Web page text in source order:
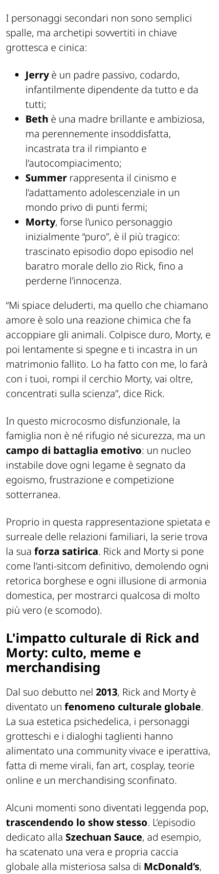
I personaggi secondari non sono semplici
spalle, ma archetipi sovvertiti in chiave
grottesca e cinica:
Jerryè un padre passivo, codardo,
infantilmente dipendente da tutto e da
tutti;
Beth è una madre brillante e ambiziosa,
ma perennemente insoddisfatta,
incastrata tra il rimpianto e
l’autocompiacimento;
Summer rappresenta il cinismo e
l’adattamento adolescenziale in un
mondo privo di punti fermi;
Morty, forse l’unico personaggio
inizialmente “puro”, è il più tragico:
trascinato episodio dopo episodio nel
baratro morale dello zio Rick, fino a
perderne l’innocenza.
“Mi spiace deluderti, ma quello che chiamano
amore è solo una reazione chimica che fa
accoppiare gli animali. Colpisce duro, Morty, e
poi lentamente si spegne e ti incastra in un
matrimonio fallito. Lo ha fatto con me, lo farà
con i tuoi, rompi il cerchio Morty, vai oltre,
concentrati sulla scienza”, dice Rick.
In questo microcosmo disfunzionale, la
famiglia non è né rifugio né sicurezza, ma un
campo di battaglia emotivo: un nucleo
instabile dove ogni legame è segnato da
egoismo, frustrazione e competizione
sotterranea.
Proprio in questa rappresentazione spietata e
surreale delle relazioni familiari, la serie trova
la sua forza satirica. Rick and Morty si pone
come l’anti-sitcom definitivo, demolendo ogni
retorica borghese e ogni illusione di armonia
domestica, per mostrarci qualcosa di molto
più vero (e scomodo).
L'impatto culturale di Rick and
Morty: culto, meme e
merchandising
Dal suo debutto nel 2013, Rick and Morty è
diventato un fenomeno culturale globale.
La sua estetica psichedelica, i personaggi
grotteschi e i dialoghi taglienti hanno
alimentato una community vivace e iperattiva,
fatta di meme virali, fan art, cosplay, teorie
online e un merchandising sconfinato.
Alcuni momenti sono diventati leggenda pop,
trascendendo lo show stesso. L’episodio
dedicato alla Szechuan Sauce, ad esempio,
ha scatenato una vera e propria caccia
globale alla misteriosa salsa di McDonald’s,